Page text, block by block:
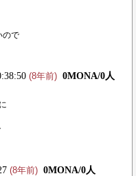
ので
(8年前) 0MONA/0人
(8年前) 0MONA/0人